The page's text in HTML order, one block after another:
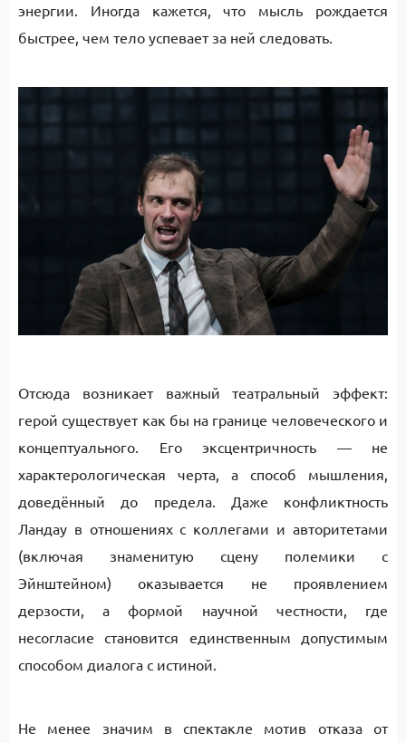
энергии. Иногда кажется, что мысль рождается
быстрее, чем тело успевает за ней следовать.
Отсюда возникает важный театральный эффект:
герой существует как бы на границе человеческого и
концептуального. Его эксцентричность — не
характерологическая черта, а способ мышления,
доведённый до предела. Даже конфликтность
Ландау в отношениях с коллегами и авторитетами
(включая знаменитую сцену полемики с
Эйнштейном) оказывается не проявлением
дерзости, а формой научной честности, где
несогласие становится единственным допустимым
способом диалога с истиной.
Не менее значим в спектакле мотив отказа от